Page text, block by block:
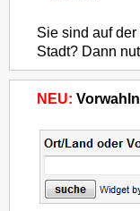
Sie sind auf
Stadt? Dann
NEU: